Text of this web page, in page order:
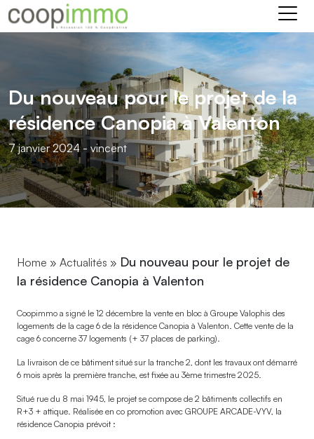
Du nouveau pour le projet de la
résidence Canopia à Valenton
7 janvier 2024 - vincent
Home » Actualités » Du nouveau pour le projet de
la résidence Canopia à Valenton
Coopimmo a signé le 12 décembre la vente en bloc à Groupe Valophis des
logements de la cage 6 de la résidence Canopia à Valenton. Cette vente de la
cage 6 concerne 37 logements (+ 37 places de parking).
La livraison de ce bâtiment situé sur la tranche 2, dont les travaux ont démarré
6 mois après la première tranche, est fixée au 3ème trimestre 2025.
Situé rue du 8 mai 1945, le projet se compose de 2 bâtiments collectifs en
R+3 + attique. Réalisée en co promotion avec GROUPE ARCADE-VYV, la
résidence Canopia prévoit :